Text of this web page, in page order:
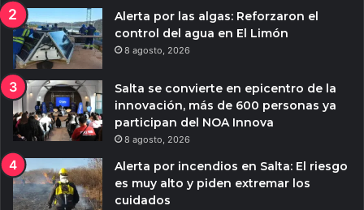
Alerta por las algas: Reforzaron el
control del agua en El Limón
8 agosto, 2026
Salta se convierte en epicentro de la
innovación, más de 600 personas ya
participan del NOA Innova
8 agosto, 2026
Alerta por incendios en Salta: El riesgo
es muy alto y piden extremar los
cuidados